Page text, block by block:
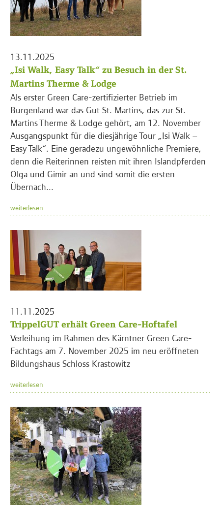
13.11.2025
„Isi Walk, Easy Talk“ zu Besuch in der St.
Martins Therme & Lodge
Als erster Green Care-zertifizierter Betrieb im
Burgenland war das Gut St. Martins, das zur St.
Martins Therme & Lodge gehört, am 12. November
Ausgangspunkt für die diesjährige Tour „Isi Walk –
Easy Talk“. Eine geradezu ungewöhnliche Premiere,
denn die Reiterinnen reisten mit ihren Islandpferden
Olga und Gimir an und sind somit die ersten
Übernach...
weiterlesen
11.11.2025
TrippelGUT erhält Green Care-Hoftafel
Verleihung im Rahmen des Kärntner Green Care-
Fachtags am 7. November 2025 im neu eröffneten
Bildungshaus Schloss Krastowitz
weiterlesen